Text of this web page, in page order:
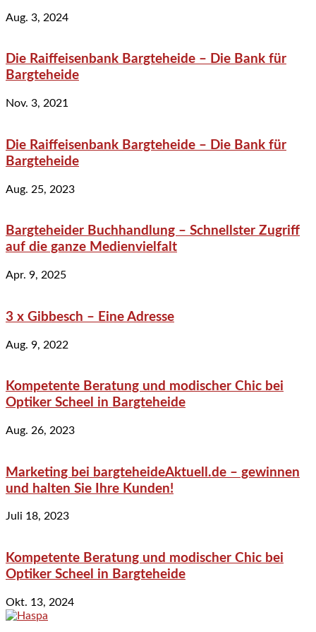
Aug. 3, 2024
Die Raiffeisenbank Bargteheide – Die Bank für
Bargteheide
Nov. 3, 2021
Die Raiffeisenbank Bargteheide – Die Bank für
Bargteheide
Aug. 25, 2023
Bargteheider Buchhandlung – Schnellster Zugriff
auf die ganze Medienvielfalt
Apr. 9, 2025
3 x Gibbesch – Eine Adresse
Aug. 9, 2022
Kompetente Beratung und modischer Chic bei
Optiker Scheel in Bargteheide
Aug. 26, 2023
Marketing bei bargteheideAktuell.de – gewinnen
und halten Sie Ihre Kunden!
Juli 18, 2023
Kompetente Beratung und modischer Chic bei
Optiker Scheel in Bargteheide
Okt. 13, 2024